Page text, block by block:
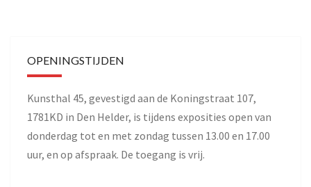
OPENINGSTIJDEN
Kunsthal 45, gevestigd aan de Koningstraat 107,
1781KD in Den Helder, is tijdens exposities open van
donderdag tot en met zondag tussen 13.00 en 17.00
uur, en op afspraak. De toegang is vrij.